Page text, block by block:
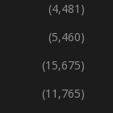
(4,481)
(5,460)
(15,675)
(11,765)